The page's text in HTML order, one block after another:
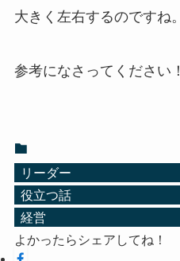
大きく左右するのですね。
参考になさってください！
リーダー
役立つ話
経営
よかったらシェアしてね！